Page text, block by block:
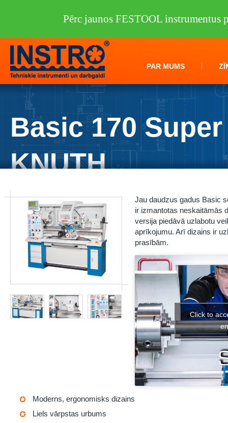
PAR MUMS
Basic 170
KNUTH
Jau daudzus gadus Basic
ir izmantotas neskaitāmās
versija piedāvā uzlabotu
aprīkojumu. Arī dizains ir
prasībām.
Click to
Moderns, ergonomisks dizains
Liels vārpstas urbums
Pērc jaunos FESTOOL instrumentus